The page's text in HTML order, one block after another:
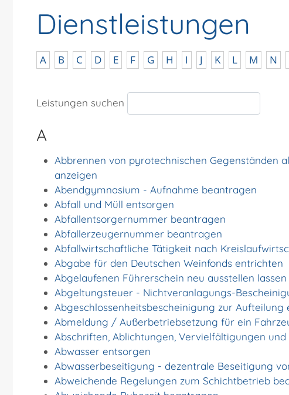
Dienstleistungen
A B C D E F G H I J K L M N
Leistungen suchen
A
Abbrennen von pyrotechnischen Gegenständen
anzeigen
Abendgymnasium - Aufnahme beantragen
Abfall und Müll entsorgen
Abfallentsorgernummer beantragen
Abfallerzeugernummer beantragen
Abfallwirtschaftliche Tätigkeit nach
Abgabe für den Deutschen Weinfonds entrichten
Abgelaufenen Führerschein neu ausstellen lassen
Abgeltungsteuer - Nichtveranlagungs-
Abgeschlossenheitsbescheinigung zur Aufteilung
Abmeldung / Außerbetriebsetzung für ein
Abschriften, Ablichtungen, Vervielfältigungen
Abwasser entsorgen
Abwasserbeseitigung - dezentrale Beseitigung
Abweichende Regelungen zum Schichtbetrieb